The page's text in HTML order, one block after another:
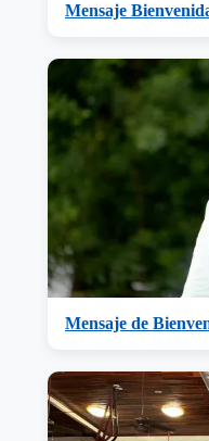
Mensaje
Mensaje de